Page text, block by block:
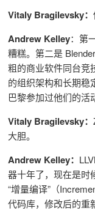
Vitaly Bragilevsky：
Andrew Kelley：第
糟糕。第二是
粗的商业软件同台竞
的组织架构和长期稳
巴黎参加过他们的活
Vitaly Bragilevsky：
大胆。
Andrew Kelley：
器十年了，现在是时
“增量编译”（
代码库，修改后的重